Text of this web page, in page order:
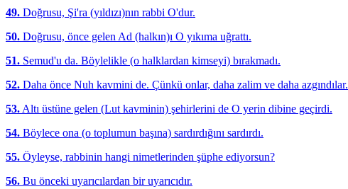
49. Doğrusu, Şi'ra (yıldızı)nın rabbi O'dur.
50. Doğrusu, önce gelen Ad (halkın)ı O yıkıma uğrattı.
51. Semud'u da. Böylelikle (o halklardan kimseyi) bırakmadı.
52. Daha önce Nuh kavmini de. Çünkü onlar, daha zalim ve daha azgındılar.
53. Altı üstüne gelen (Lut kavminin) şehirlerini de O yerin dibine geçirdi.
54. Böylece ona (o toplumun başına) sardırdığını sardırdı.
55. Öyleyse, rabbinin hangi nimetlerinden şüphe ediyorsun?
56. Bu önceki uyarıcılardan bir uyarıcıdır.